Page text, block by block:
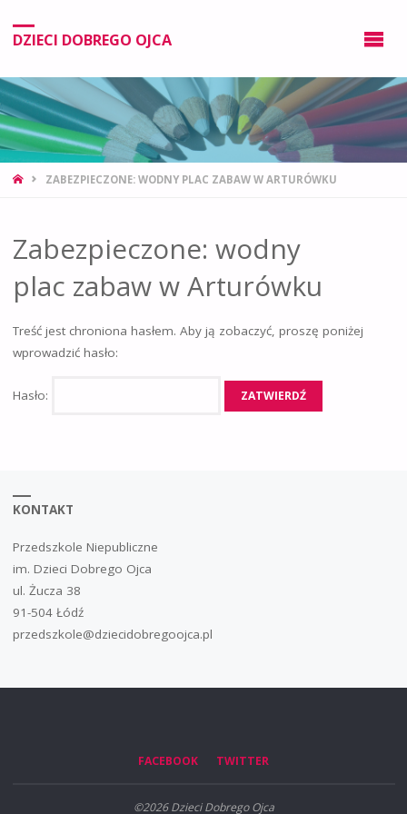
DZIECI DOBREGO OJCA
ZABEZPIECZONE: WODNY PLAC ZABAW W ARTURÓWKU
Zabezpieczone: wodny
plac zabaw w Arturówku
Treść jest chroniona hasłem. Aby ją zobaczyć, proszę poniżej
wprowadzić hasło:
Hasło:
KONTAKT
Przedszkole Niepubliczne
im. Dzieci Dobrego Ojca
ul. Żucza 38
91-504 Łódź
przedszkole@dziecidobregoojca.pl
FACEBOOK TWITTER
©2026 Dzieci Dobrego Ojca